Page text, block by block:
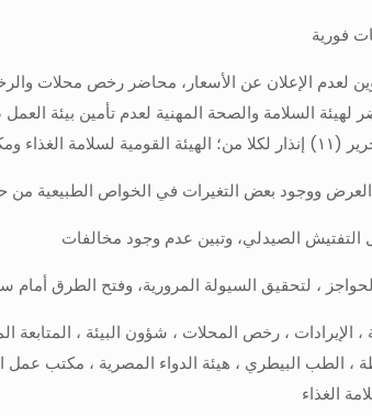
تموين لعدم الإعلان عن الأسعار، محاضر رخص محلات
السلامة والصحة المهنية لعدم تأمين بيئة
العرض ووجود بعض التغيرات في الخواص الطبيعية من
، لتحقيق السيولة المرورية، وفتح الطرق أمام سير الماره
الإيرادات ، رخص المحلات ، شؤون البيئة ، المتابعة
، الطب البيطري ، هيئة الدواء المصرية ، مكتب
الغذاء